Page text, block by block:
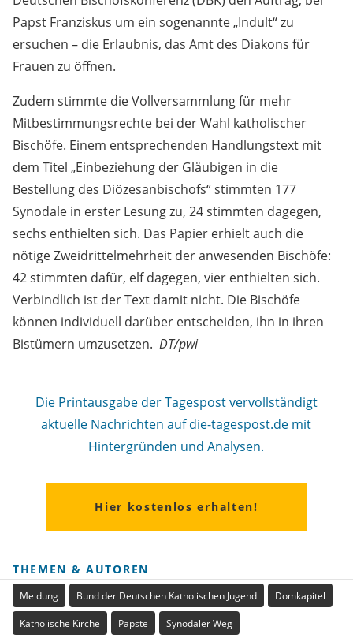
Papst Franziskus um ein sogenannte „Indult“ zu
ersuchen – die Erlaubnis, das Amt des Diakons für
Frauen zu öffnen.
Zudem stimmte die Vollversammlung für mehr
Mitbestimmungsrechte bei der Wahl katholischer
Bischöfe. Einem entsprechenden Handlungstext mit
dem Titel „Einbeziehung der Gläubigen in die
Bestellung des Diözesanbischofs“ stimmten 177
Synodale in erster Lesung zu, 24 stimmten dagegen,
sechs enthielten sich. Das Papier erhielt auch die
nötige Zweidrittelmehrheit der anwesenden Bischöfe:
42 stimmten dafür, elf dagegen, vier enthielten sich.
Verbindlich ist der Text damit nicht. Die Bischöfe
können individuell darüber entscheiden, ihn in ihren
Bistümern umzusetzen. DT/pwi
Die Printausgabe der Tagespost vervollständigt
aktuelle Nachrichten auf die-tagespost.de mit
Hintergründen und Analysen.
Hier kostenlos erhalten!
THEMEN & AUTOREN
Meldung Bund der Deutschen Katholischen Jugend Domkapitel
Katholische Kirche Päpste Synodaler Weg